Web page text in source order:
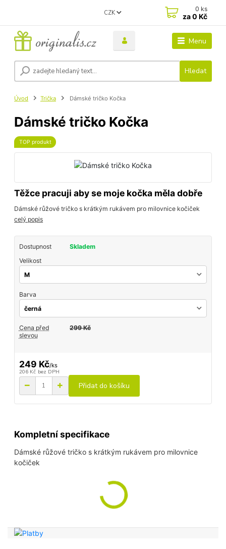
Menu
CZK
Hledat
0 ks
za0 Kč
Úvod Trička Dámské tričko Kočka
Dámské tričko Kočka
TOP produkt
Těžce pracuji aby se moje kočka měla dobře
Dámské růžové tričko s krátkým rukávem pro milovnice kočiček
celý popis
Dostupnost
Skladem
Velikost
Barva
Cena před
slevou
299 Kč
249 Kč/ks
206 Kč bez DPH
Přidat do košíku
Kompletní specifikace
Dámské růžové tričko s krátkým rukávem pro milovnice
kočiček